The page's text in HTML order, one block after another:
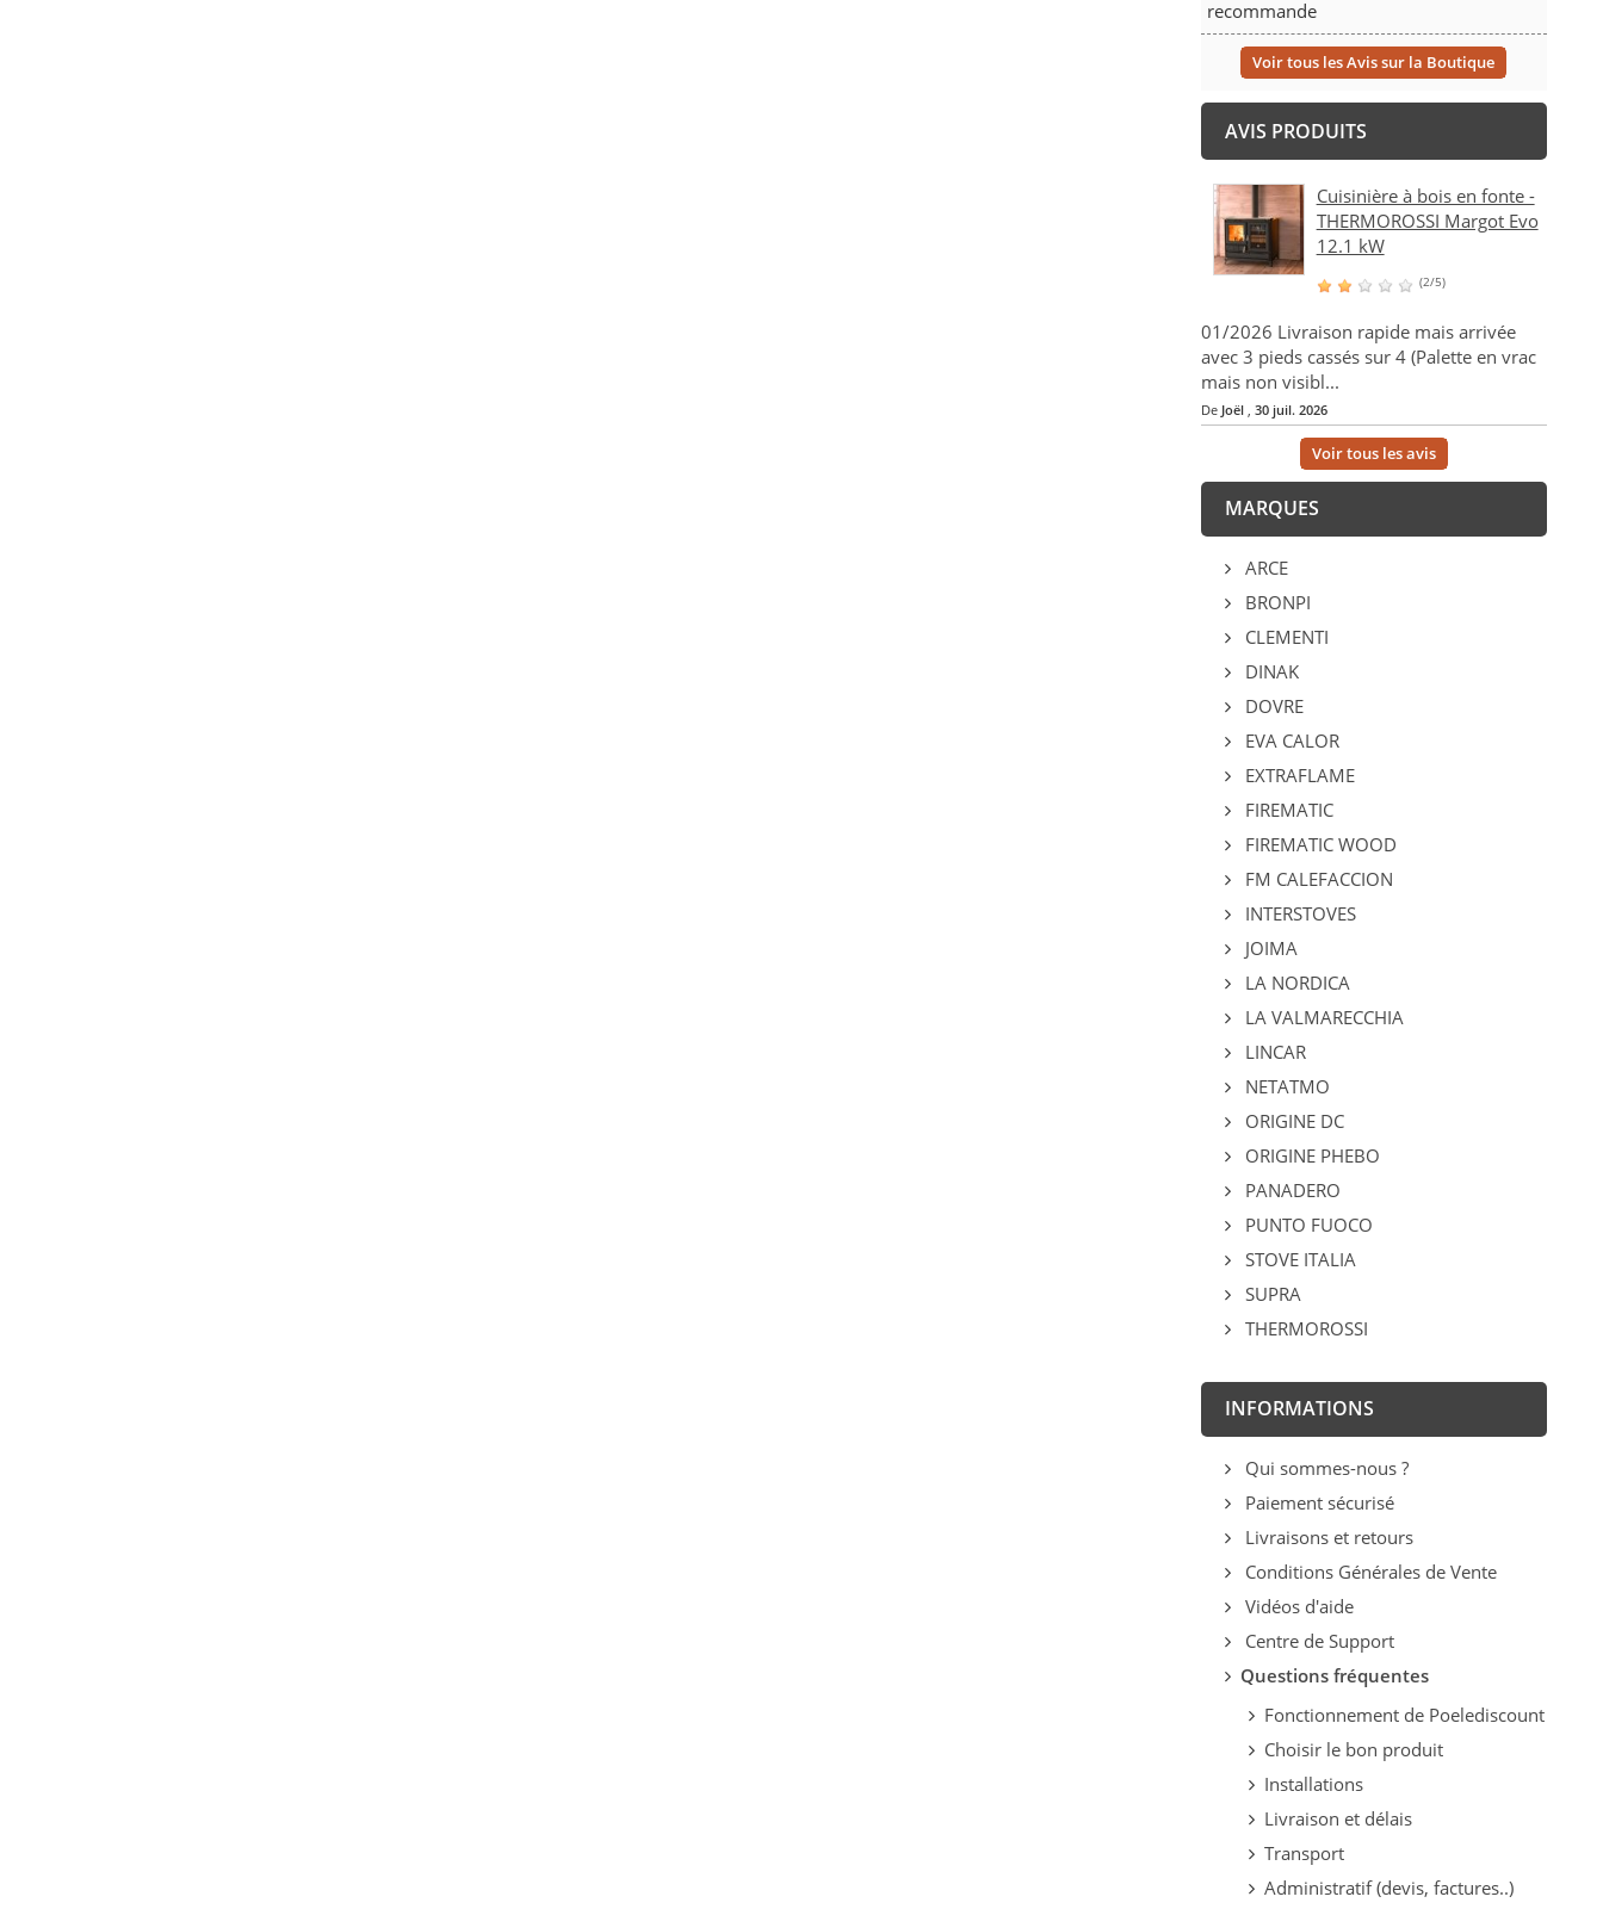
recommande
Voir tous les Avis sur la Boutique
AVIS PRODUITS
Cuisinière à bois en fonte -
THERMOROSSI Margot Evo
12.1 kW
(2/5)
01/2026 Livraison rapide mais arrivée
avec 3 pieds cassés sur 4 (Palette en vrac
mais non visibl...
De Joël, 30 juil. 2026
Voir tous les avis
MARQUES
ARCE
BRONPI
CLEMENTI
DINAK
DOVRE
EVA CALOR
EXTRAFLAME
FIREMATIC
FIREMATIC WOOD
FM CALEFACCION
INTERSTOVES
JOIMA
LA NORDICA
LA VALMARECCHIA
LINCAR
NETATMO
ORIGINE DC
ORIGINE PHEBO
PANADERO
PUNTO FUOCO
STOVE ITALIA
SUPRA
THERMOROSSI
INFORMATIONS
Qui sommes-nous ?
Paiement sécurisé
Livraisons et retours
Conditions Générales de Vente
Vidéos d'aide
Centre de Support
Questions fréquentes
Fonctionnement de Poelediscount
Choisir le bon produit
Installations
Livraison et délais
Transport
Administratif (devis, factures..)